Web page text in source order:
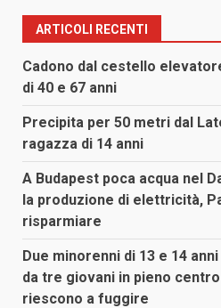
ARTICOLI RECENTI
Cadono dal cestello
di 40 e 67 anni
Precipita per 50 metri dal
ragazza di 14 anni
A Budapest poca acqua nel
la produzione di elettricità,
risparmiare
Due minorenni di 13 e 14
da tre giovani in pieno
riescono a fuggire